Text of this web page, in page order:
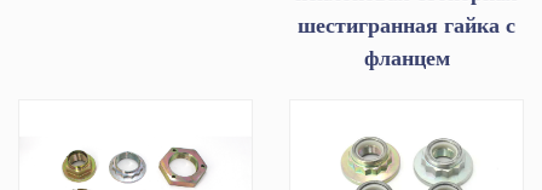
шестигранная гайка с
фланцем